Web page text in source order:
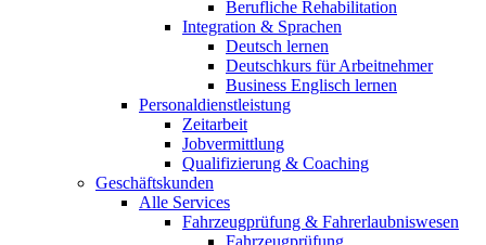
Berufliche Rehabilitation
Integration & Sprachen
Deutsch lernen
Deutschkurs für Arbeitnehmer
Business Englisch lernen
Personaldienstleistung
Zeitarbeit
Jobvermittlung
Qualifizierung & Coaching
Geschäftskunden
Alle Services
Fahrzeugprüfung & Fahrerlaubniswesen
Fahrzeugprüfung